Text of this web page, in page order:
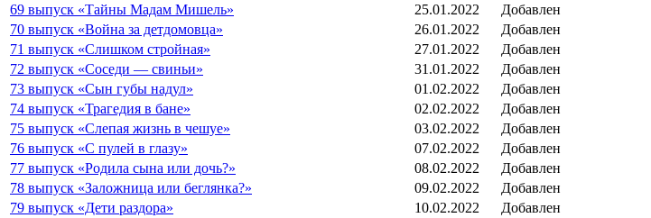
69 выпуск «Тайны Мадам Мишель»
25.01.2022
Добавлен
70 выпуск «Война за детдомовца»
26.01.2022
Добавлен
71 выпуск «Слишком стройная»
27.01.2022
Добавлен
72 выпуск «Соседи — свиньи»
31.01.2022
Добавлен
73 выпуск «Сын губы надул»
01.02.2022
Добавлен
74 выпуск «Трагедия в бане»
02.02.2022
Добавлен
75 выпуск «Слепая жизнь в чешуе»
03.02.2022
Добавлен
76 выпуск «С пулей в глазу»
07.02.2022
Добавлен
77 выпуск «Родила сына или дочь?»
08.02.2022
Добавлен
78 выпуск «Заложница или беглянка?»
09.02.2022
Добавлен
79 выпуск «Дети раздора»
10.02.2022
Добавлен